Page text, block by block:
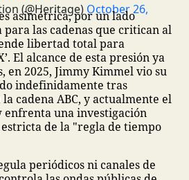
(@Heritage)
asimétrica, por un lado
las cadenas que critican al
libertad total para
El alcance de esta presión ya
en 2025, Jimmy Kimmel vio su
indefinidamente tras
cadena ABC, y actualmente el
enfrenta una investigación
de la "regla de tiempo
periódicos ni canales de